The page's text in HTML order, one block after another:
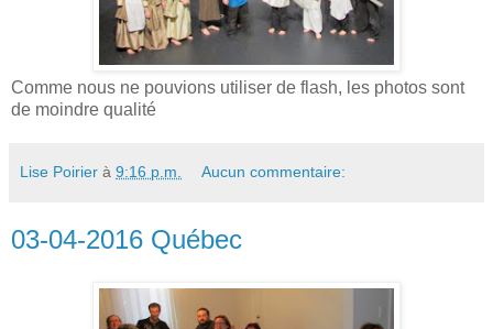
Comme nous ne pouvions utiliser de flash, les photos sont
de moindre qualité
Lise Poirier à 9:16 p.m. Aucun commentaire:
03-04-2016 Québec